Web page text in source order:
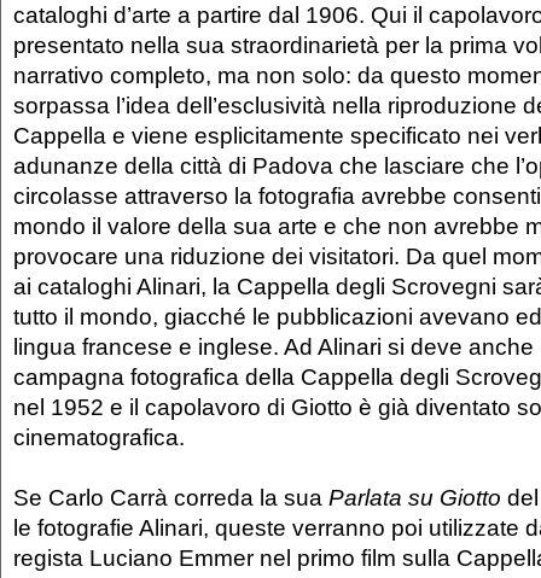
cataloghi d’arte a partire dal 1906. Qui il
presentato nella sua straordinarietà per la prima
narrativo completo, ma non solo: da questo
sorpassa l’idea dell’esclusività nella riproduzione
Cappella e viene esplicitamente specificato nei
adunanze della città di Padova che lasciare che
circolasse attraverso la fotografia avrebbe
mondo il valore della sua arte e che non avrebbe
provocare una riduzione dei visitatori. Da quel
ai cataloghi Alinari, la Cappella degli Scrovegni
tutto il mondo, giacché le pubblicazioni avevano
lingua francese e inglese. Ad Alinari si deve anche
campagna fotografica della Cappella degli
nel 1952 e il capolavoro di Giotto è già diventato
cinematografica.
Se Carlo Carrà correda la sua Parlata su Giotto
le fotografie Alinari, queste verranno poi utilizzate
regista Luciano Emmer nel primo film sulla